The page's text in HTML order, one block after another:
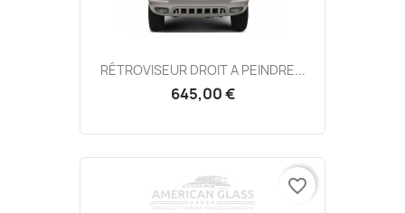
RÉTROVISEUR DROIT A PEINDRE...
645,00 €
favorite_border